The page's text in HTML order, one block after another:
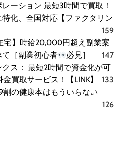
ーション 最短3時間で買取！
化、全国対応【ファクタリン
159
宅】時給20,000円超え副業案
［副業初心者
必見］
147
ス： 最短2時間で資金化が可
買取サービス！【LINK】
133
の健康本はもういらない
126